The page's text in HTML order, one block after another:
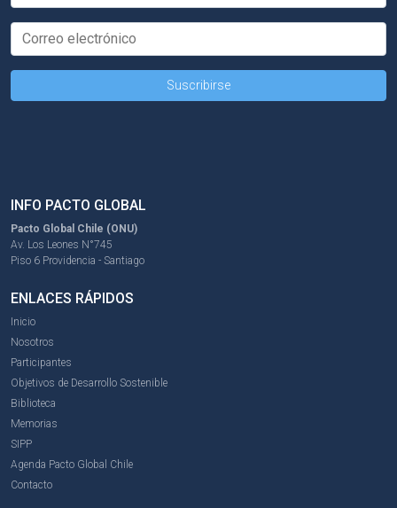
INFO PACTO GLOBAL
Pacto Global Chile (ONU)
Av. Los Leones N°745
Piso 6 Providencia - Santiago
ENLACES RÁPIDOS
Inicio
Nosotros
Participantes
Objetivos de Desarrollo Sostenible
Biblioteca
Memorias
SIPP
Agenda Pacto Global Chile
Contacto